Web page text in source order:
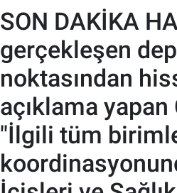
SON DAKİKA
gerçekleşen
noktasından
açıklama
"İlgili tüm